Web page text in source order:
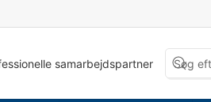
samarbejdspartner